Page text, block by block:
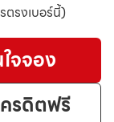
รงเบอร์นี้)
จจอง
ครดิตฟรี